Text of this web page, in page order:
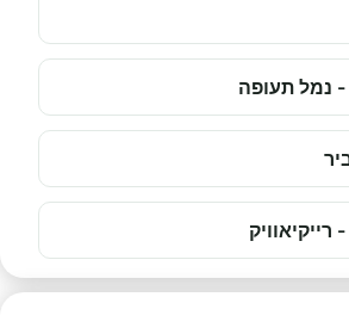
- נמל תעופה
רייקיאוויק